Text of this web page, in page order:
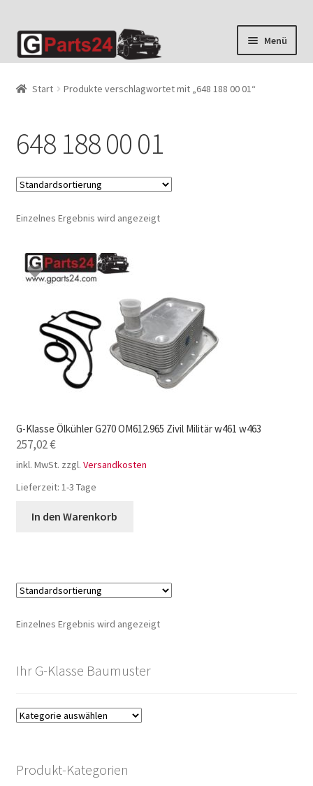
Zur
Navigation
Zum
Inhalt
Menü
Start Produkte verschlagwortet mit „648 188 00 01“
648 188 00 01
Einzelnes Ergebnis wird angezeigt
G-Klasse Ölkühler G270 OM612.965 Zivil Militär w461 w463
257,02€
inkl. MwSt. zzgl. Versandkosten
Lieferzeit: 1-3 Tage
In den Warenkorb
Einzelnes Ergebnis wird angezeigt
Ihr G-Klasse Baumuster
Produkt-Kategorien